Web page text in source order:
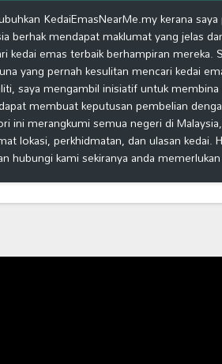
KedaiEmasNearMe.my kerana
berhak mendapat maklumat yang jelas
kedai emas terbaik berhampiran mereka.
yang pernah kesulitan mencari kedai
saya mengambil inisiatif untuk
membuat keputusan pembelian
ini merangkumi semua negeri di
lokasi, perkhidmatan, dan ulasan kedai.
hubungi kami sekiranya anda